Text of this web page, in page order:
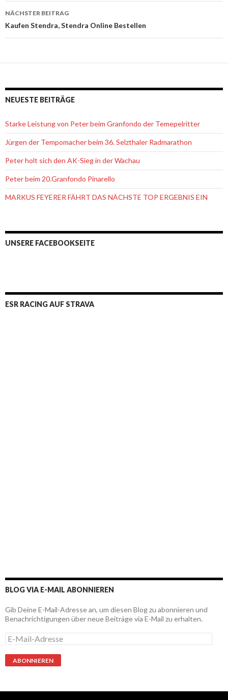
Navigation
NÄCHSTER BEITRAG
Kaufen Stendra, Stendra Online Bestellen
NEUESTE BEITRÄGE
Starke Leistung von Peter beim Granfondo der Temepelritter
Jürgen der Tempomacher beim 36. Selzthaler Radmarathon
Peter holt sich den AK-Sieg in der Wachau
Peter beim 20.Granfondo Pinarello
MARKUS FEYERER FÄHRT DAS NÄCHSTE TOP ERGEBNIS EIN
UNSERE FACEBOOKSEITE
ESR RACING AUF STRAVA
BLOG VIA E-MAIL ABONNIEREN
Gib Deine E-Mail-Adresse an, um diesen Blog zu abonnieren und
Benachrichtigungen über neue Beiträge via E-Mail zu erhalten.
E
-
M
a
-